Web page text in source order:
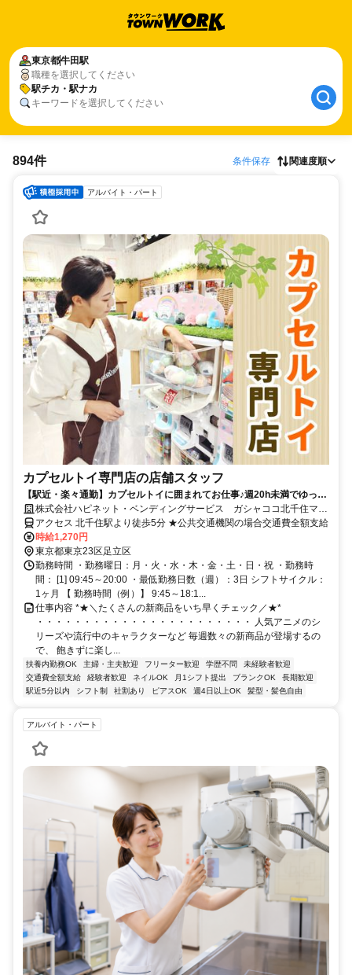
東京都牛田駅
職種を選択してください
駅チカ・駅ナカ
キーワードを選択してください
894件 条件保存 関連度順
アルバイト・パート
カプセルトイ専門店の店舗スタッフ
【駅近・楽々通勤】カプセルトイに囲まれてお仕事♪週20h未満でゆった
り勤務のシフトです◎ネイル＆ピアスOK・髪色自由
株式会社ハピネット・ベンディングサービス ガシャココ北千住マル
イ
アクセス 北千住駅より徒歩5分 ★公共交通機関の場合交通費全額支給
時給1,270円
東京都東京23区足立区
勤務時間 ・勤務曜日：月・火・水・木・金・土・日・祝 ・勤務時
間： [1] 09:45～20:00 ・最低勤務日数（週）：3日 シフトサイクル：
1ヶ月 【 勤務時間（例）】 9:45～18:1...
仕事内容 *★＼たくさんの新商品をいち早くチェック／★*
・・・・・・・・・・・・・・・・・・・・・・・ 人気アニメのシ
リーズや流行中のキャラクターなど 毎週数々の新商品が登場するの
で、 飽きずに楽し...
扶養内勤務OK 主婦・主夫歓迎 フリーター歓迎 学歴不問
未経験者歓迎
交通費全額支給
経験者歓迎 ネイルOK 月1シフト提出 ブランクOK
長期歓迎
駅近5分以内
シフト制 社割あり ピアスOK 週4日以上OK 髪型・髪色自由
アルバイト・パート